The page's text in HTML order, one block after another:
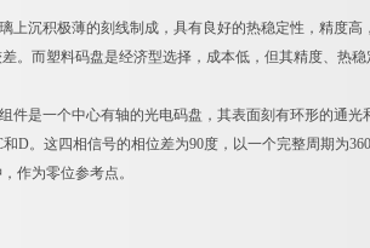
沉积极薄的刻线制成，具有良好的热稳定性，精度高
。而塑料码盘是经济型选择，成本低，但其精度、热
是一个中心有轴的光电码盘，其表面刻有环形的通光
D。这四相信号的相位差为90度，以一个完整周期为
作为零位参考点。